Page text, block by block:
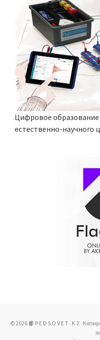
Цифровое образование
естественно-научного
© 2026 📙 P E D S O V E T . K Z ·